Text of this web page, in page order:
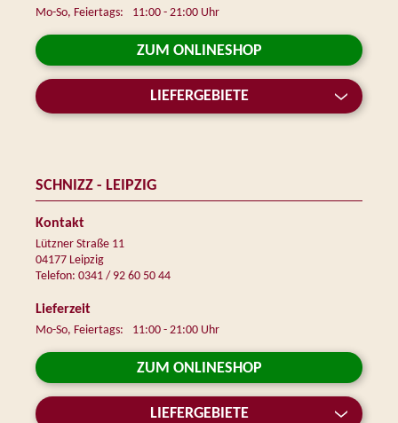
Mo-So, Feiertags: 11:00 - 21:00 Uhr
ZUM ONLINESHOP
LIEFERGEBIETE
SCHNIZZ - LEIPZIG
Kontakt
Lützner Straße 11
04177 Leipzig
Telefon: 0341 / 92 60 50 44
Lieferzeit
Mo-So, Feiertags: 11:00 - 21:00 Uhr
ZUM ONLINESHOP
LIEFERGEBIETE